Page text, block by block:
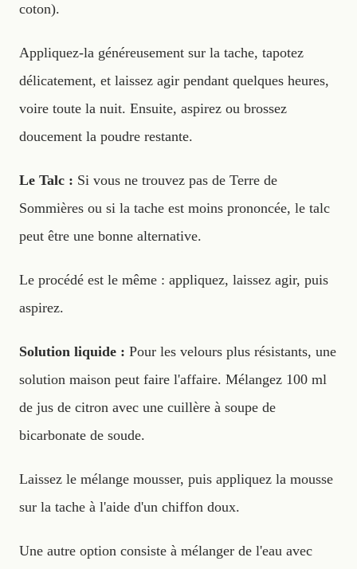
coton).
Appliquez-la généreusement sur la tache, tapotez
délicatement, et laissez agir pendant quelques heures,
voire toute la nuit. Ensuite, aspirez ou brossez
doucement la poudre restante.
Le Talc : Si vous ne trouvez pas de Terre de
Sommières ou si la tache est moins prononcée, le talc
peut être une bonne alternative.
Le procédé est le même : appliquez, laissez agir, puis
aspirez.
Solution liquide : Pour les velours plus résistants, une
solution maison peut faire l'affaire. Mélangez 100 ml
de jus de citron avec une cuillère à soupe de
bicarbonate de soude.
Laissez le mélange mousser, puis appliquez la mousse
sur la tache à l'aide d'un chiffon doux.
Une autre option consiste à mélanger de l'eau avec